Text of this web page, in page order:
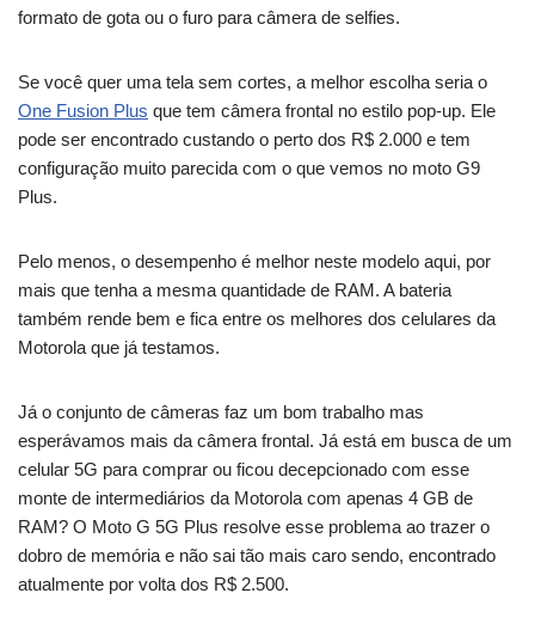
formato de gota ou o furo para câmera de selfies.
Se você quer uma tela sem cortes, a melhor escolha seria o
One Fusion Plus que tem câmera frontal no estilo pop-up. Ele
pode ser encontrado custando o perto dos R$ 2.000 e tem
configuração muito parecida com o que vemos no moto G9
Plus.
Pelo menos, o desempenho é melhor neste modelo aqui, por
mais que tenha a mesma quantidade de RAM. A bateria
também rende bem e fica entre os melhores dos celulares da
Motorola que já testamos.
Já o conjunto de câmeras faz um bom trabalho mas
esperávamos mais da câmera frontal. Já está em busca de um
celular 5G para comprar ou ficou decepcionado com esse
monte de intermediários da Motorola com apenas 4 GB de
RAM? O Moto G 5G Plus resolve esse problema ao trazer o
dobro de memória e não sai tão mais caro sendo, encontrado
atualmente por volta dos R$ 2.500.